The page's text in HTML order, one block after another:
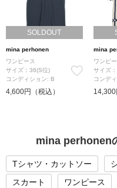
SOLDOUT
mina perhonen
ワンピース
サイズ：36(S位)
コンディション: B
4,600円（税込）
mina
ワンピ
サイズ
コンデ
14,300
mina perhonen
Tシャツ・カットソー
スカート
ワンピース